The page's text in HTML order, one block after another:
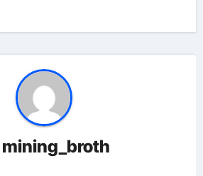
mining_broth